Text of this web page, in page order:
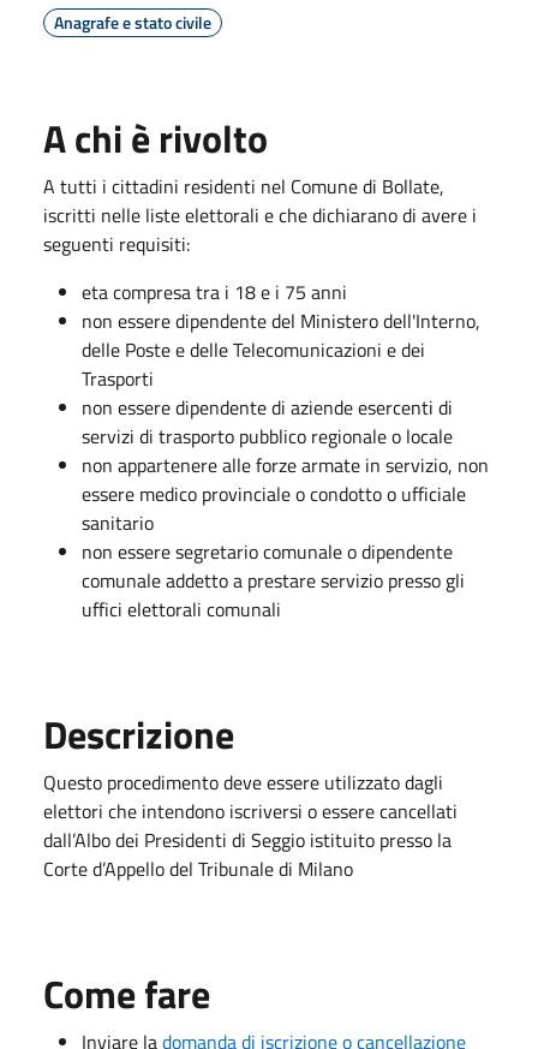
Anagrafe e stato civile
A chi è rivolto
A tutti i cittadini residenti nel Comune di Bollate,
iscritti nelle liste elettorali e che dichiarano di avere i
seguenti requisiti:
eta compresa tra i 18 e i 75 anni
non essere dipendente del Ministero dell'Interno,
delle Poste e delle Telecomunicazioni e dei
Trasporti
non essere dipendente di aziende esercenti di
servizi di trasporto pubblico regionale o locale
non appartenere alle forze armate in servizio, non
essere medico provinciale o condotto o ufficiale
sanitario
non essere segretario comunale o dipendente
comunale addetto a prestare servizio presso gli
uffici elettorali comunali
Descrizione
Questo procedimento deve essere utilizzato dagli
elettori che intendono iscriversi o essere cancellati
dall’Albo dei Presidenti di Seggio istituito presso la
Corte d’Appello del Tribunale di Milano
Come fare
Inviare ladomanda di iscrizione o cancellazione